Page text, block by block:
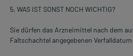
5. WAS IST SONST NOCH WICHTIG?
Sie dürfen das Arzneimittel nach dem
Faltschachtel angegebenen